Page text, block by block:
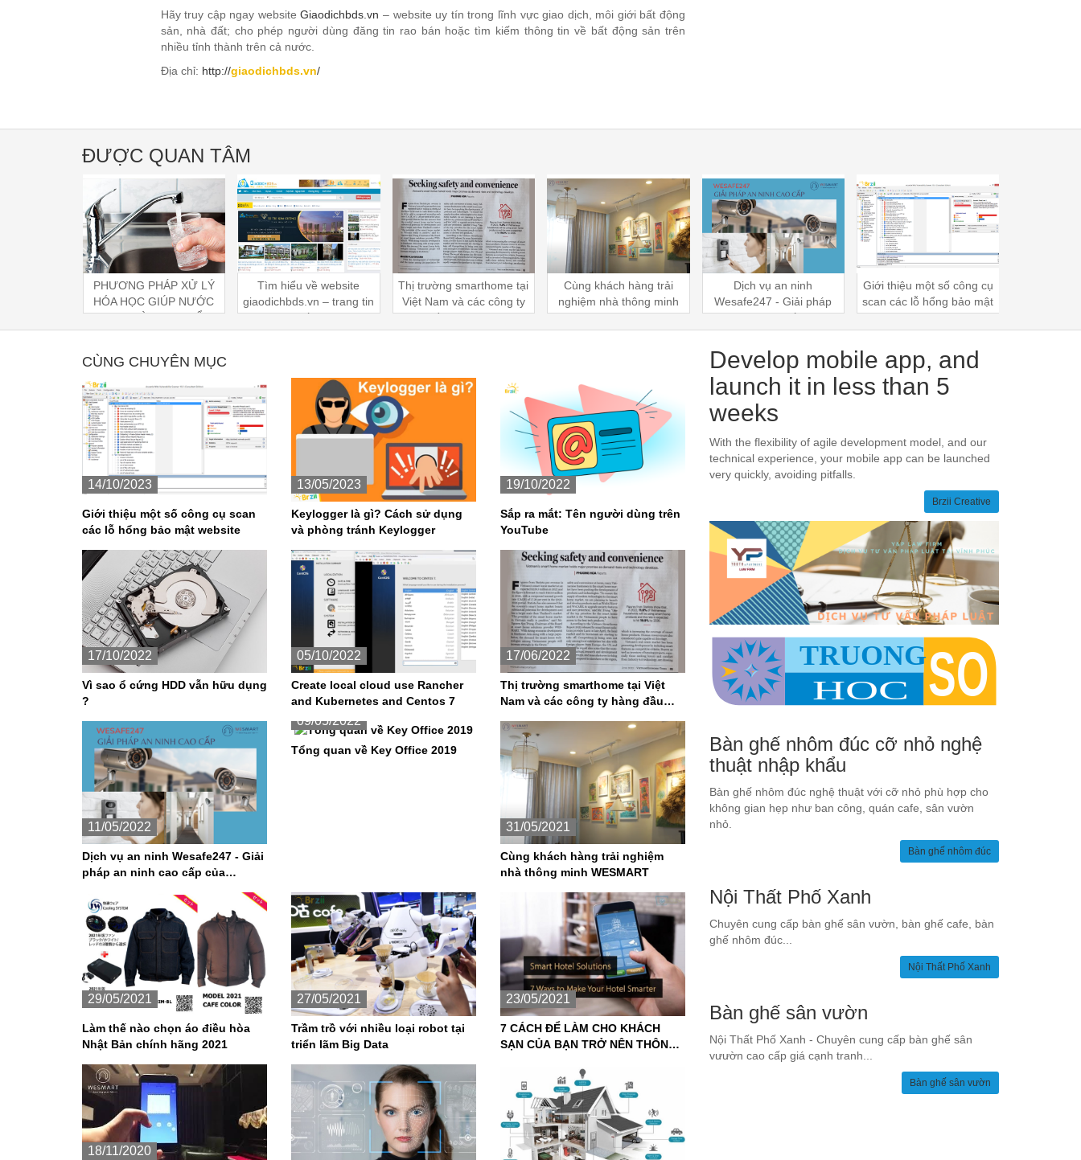
Hãy truy cập ngay websiteGiaodichbds.vn – website uy tín trong lĩnh vực giao dịch, môi giới bất động
sản, nhà đất; cho phép người dùng đăng tin rao bán hoặc tìm kiếm thông tin về bất động sản trên
nhiều tỉnh thành trên cả nước.
Địa chỉ: http://giaodichbds.vn/
ĐƯỢC QUAN TÂM
Tìm hiểu về website
giaodichbds.vn – trang tin
môi giới bất động sản
hàng đầu hiện nay
Thị trường smarthome tại
Việt Nam và các công ty
hàng đầu trong lĩnh nhà
thông minh
Cùng khách hàng trải
nghiệm nhà thông minh
WESMART
Dịch vụ an ninh
Wesafe247 - Giải pháp
an ninh cao cấp của
WeSMART hoạt động
Giới thiệu một số công cụ
scan các lỗ hổng bảo mật
website
7 CÁCH ĐỂ LÀM CHO
KHÁCH SẠN CỦA BẠN
TRỞ NÊN THÔNG MINH
HƠN
CÙNG CHUYÊN MỤC
14/10/2023
Giới thiệu một số công cụ scan
các lỗ hổng bảo mật website
13/05/2023
Keylogger là gì? Cách sử dụng
và phòng tránh Keylogger
19/10/2022
Sắp ra mắt: Tên người dùng trên
YouTube
17/10/2022
Vì sao ổ cứng HDD vẫn hữu dụng
?
05/10/2022
Create local cloud use Rancher
and Kubernetes and Centos 7
17/06/2022
Thị trường smarthome tại Việt
Nam và các công ty hàng đầu
11/05/2022
Dịch vụ an ninh Wesafe247 - Giải
pháp an ninh cao cấp của
nào?
09/05/2022
Tổng quan về Key Office 2019
31/05/2021
Cùng khách hàng trải nghiệm
nhà thông minh WESMART
29/05/2021
Làm thế nào chọn áo điều hòa
Nhật Bản chính hãng 2021
27/05/2021
Trầm trồ với nhiều loại robot tại
triển lãm Big Data
23/05/2021
7 CÁCH ĐỂ LÀM CHO KHÁCH
SẠN CỦA BẠN TRỞ NÊN THÔNG
18/11/2020
Develop mobile app, and
launch it in less than 5
weeks
With the flexibility of agile development model, and our
technical experience, your mobile app can be launched
very quickly, avoiding pitfalls.
Brzii Creative
Bàn ghế nhôm đúc cỡ nhỏ nghệ
thuật nhập khẩu
Bàn ghế nhôm đúc nghệ thuật với cỡ nhỏ phù hợp cho
không gian hẹp như ban công, quán cafe, sân vườn
nhỏ.
Bàn ghế nhôm đúc
Nội Thất Phố Xanh
Chuyên cung cấp bàn ghế sân vườn, bàn ghế cafe, bàn
ghế nhôm đúc...
Nội Thất Phố Xanh
Bàn ghế sân vườn
Nội Thất Phố Xanh - Chuyên cung cấp bàn ghế sân
vưườn cao cấp giá cạnh tranh...
Bàn ghế sân vườn